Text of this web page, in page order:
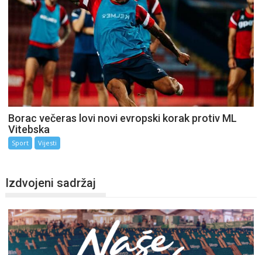
Borac večeras lovi novi evropski korak protiv ML
Vitebska
Sport Vijesti
Izdvojeni sadržaj